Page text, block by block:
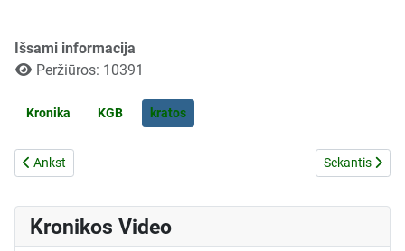
Išsami informacija
Peržiūros: 10391
Kronika KGB kratos
Ankstesnis straipsnis: PAREIŠKIMAI IR PROTESTAI
Ankst Kitas
Sekantis
Kronikos Video